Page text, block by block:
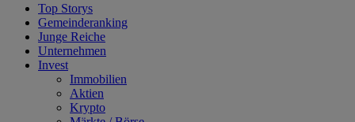
Top Storys
Gemeinderanking
Junge Reiche
Unternehmen
Invest
Immobilien
Aktien
Krypto